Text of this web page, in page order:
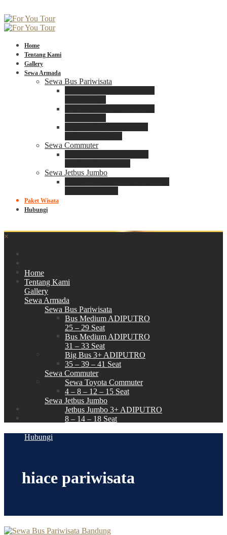
Home
Tentang Kami
Gallery
Sewa Armada
Sewa Bus Pariwisata
Sewa Commuter
Sewa Jetbus Jumbo
Paket Wisata
Hubungi
×
Home
Tentang Kami
Gallery
Sewa Armada
Sewa Bus Pariwisata
Bus Medium ADIPUTRO
25 – 29 Seat
Bus Medium ADIPUTRO
31 – 33 Seat
Big Bus 3+ ADIPUTRO
35 – 39 – 41 Seat
Sewa Commuter
Sewa Toyota Commuter
4 – 8 – 12 – 15 Seat
Sewa Jetbus Jumbo
Jetbus Jumbo 3+ ADIPUTRO
8 – 14 – 18 Seat
Hubungi
hiace pariwisata